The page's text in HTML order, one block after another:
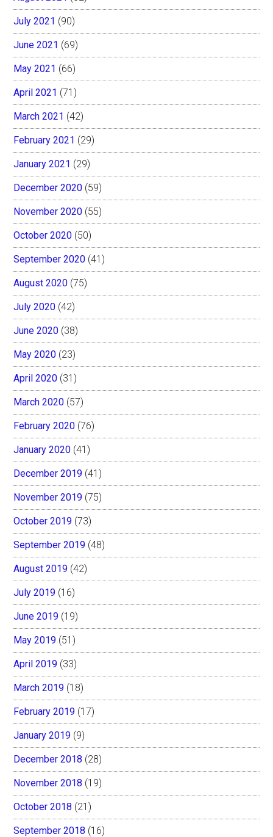
July 2021 (90)
June 2021 (69)
May 2021 (66)
April 2021 (71)
March 2021 (42)
February 2021 (29)
January 2021 (29)
December 2020 (59)
November 2020 (55)
October 2020 (50)
September 2020 (41)
August 2020 (75)
July 2020 (42)
June 2020 (38)
May 2020 (23)
April 2020 (31)
March 2020 (57)
February 2020 (76)
January 2020 (41)
December 2019 (41)
November 2019 (75)
October 2019 (73)
September 2019 (48)
August 2019 (42)
July 2019 (16)
June 2019 (19)
May 2019 (51)
April 2019 (33)
March 2019 (18)
February 2019 (17)
January 2019 (9)
December 2018 (28)
November 2018 (19)
October 2018 (21)
September 2018 (16)